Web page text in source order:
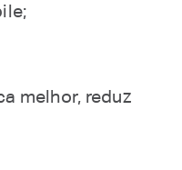
melhor, reduz